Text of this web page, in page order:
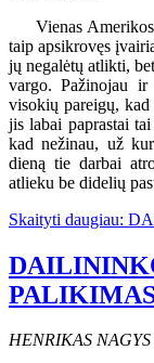
Vienas Amerikos
taip apsikrovęs
jų negalėtų atlikti,
vargo. Pažinojau
visokių pareigų,
jis labai paprastai
kad nežinau, už
dieną tie darbai
atlieku be didelių
Skaityti daugiau:
HENRIKAS NAGYS